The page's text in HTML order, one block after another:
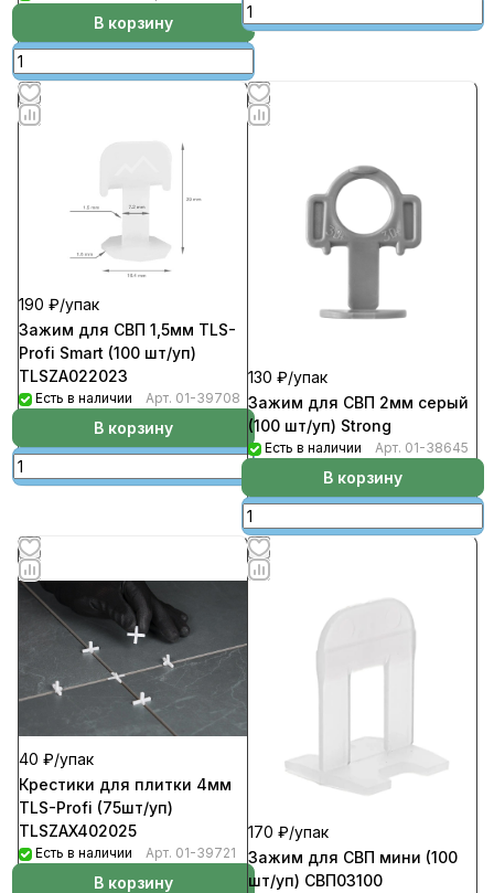
В корзину
190 ₽/упак
Зажим для СВП 1,5мм TLS-
Profi Smart (100 шт/уп)
TLSZA022023
Есть в наличии Арт. 01-39708
В корзину
130 ₽/упак
Зажим для СВП 2мм серый
(100 шт/уп) Strong
Есть в наличии Арт. 01-38645
В корзину
40 ₽/упак
Крестики для плитки 4мм
TLS-Profi (75шт/уп)
TLSZAX402025
Есть в наличии Арт. 01-39721
В корзину
170 ₽/упак
Зажим для СВП мини (100
шт/уп) СВП0З100